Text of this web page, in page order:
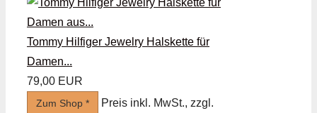
Tommy Hilfiger Jewelry Halskette für
Damen...
79,00 EUR
Zum Shop *
Preis inkl. MwSt., zzgl.